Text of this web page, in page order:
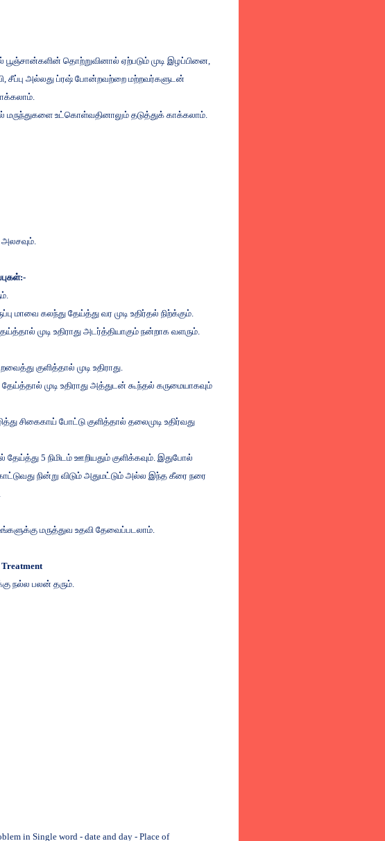
பூஞ்சான்களின் தொற்றுவினால் ஏற்படும் முடி இழப்பினை
சீப்பு அல்லது ப்ரஷ் போன்றவற்றை மற்றவர்களுடன்
.
மருந்துகளை உட்கொள்வதினாலும் தடுத்துக் காக்கலாம்.
அலசவும்.
:-
.
மாவை கலந்து தேய்த்து வர முடி உதிர்தல் நிற்க்கும்.
முடி உதிராது அடர்த்தியாகும் நன்றாக வளரும்.
குளித்தால் முடி உதிராது.
தேய்த்தால் முடி உதிராது அத்துடன் கூந்தல் கருமையாகவும்
சிகைகாய் போட்டு குளித்தால் தலைமுடி உதிர்வது
தேய்த்து5 நிமிடம் ஊறியதும் குளிக்கவும். இதுபோல்
நின்று விடும் அதுமட்டும் அல்ல இந்த கீரை நரை
மருத்துவ உதவி தேவைப்படலாம்.
நல்ல பலன் தரும்.
in Single word - date and day - Place of